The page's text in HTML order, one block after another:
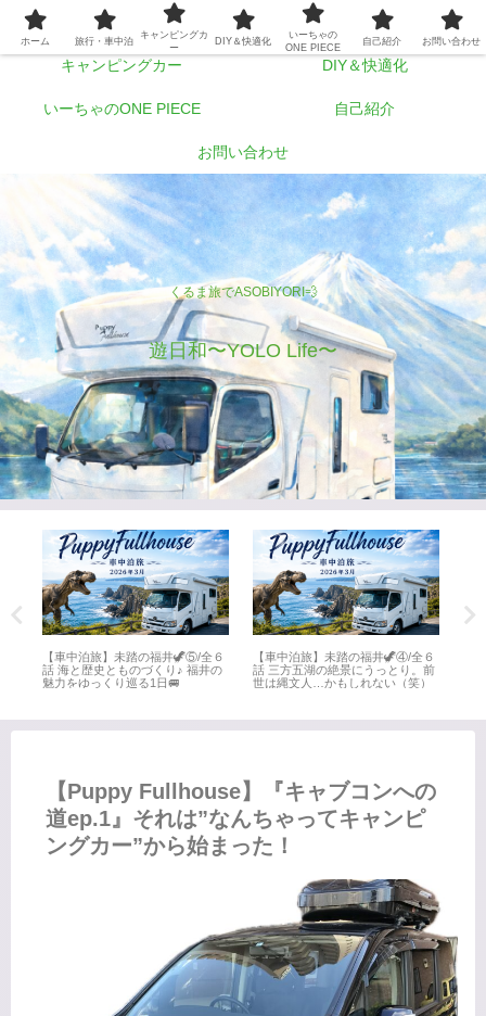
くるま旅でASOBIYORI💨
遊日和〜YOLO Life〜
ホーム 旅行・車中泊
キャンピングカー DIY＆快適化
いーちゃのONE PIECE 自己紹介
お問い合わせ
【車中泊旅】未踏の福井🦖⑤/全６
話 海と歴史とものづくり♪ 福井の
魅力をゆっくり巡る1日🚐
【車中泊旅】未踏の福井🦖④/全６
話 三方五湖の絶景にうっとり。前
世は縄文人…かもしれない（笑）
【Puppy Fullhouse】『キャブコンへの
道ep.1』それは”なんちゃってキャンピ
ングカー”から始まった！
ホーム 旅行・車中泊
キャンピングカ
ー
DIY＆快適化
いーちゃの
ONE PIECE
自己紹介 お問い合わせ